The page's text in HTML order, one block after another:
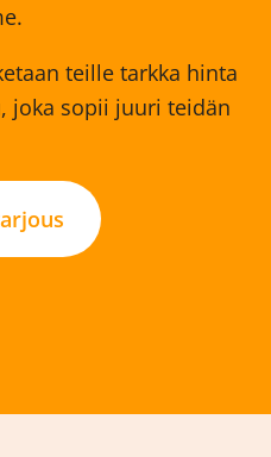
teille tarkka hinta
joka sopii juuri teidän